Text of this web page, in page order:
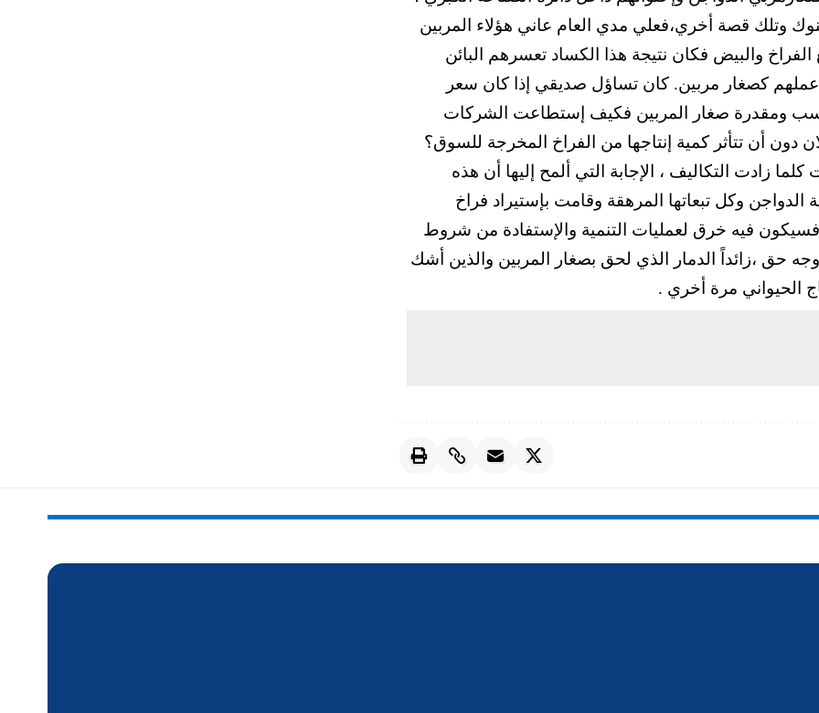
وتلك قصة أخري،فعلي مدي العام عاني هؤلاء المربين
والبيض فكان نتيجة هذا الكساد تعسرهم البائن
كصغار مربين. كان تساؤل صديقي إذا كان سعر
ومقدرة صغار المربين فكيف إستطاعت الشركات
دون أن تتأثر كمية إنتاجها من الفراخ المخرجة للسوق؟
زادت التكاليف ، الإجابة التي ألمح إليها أن هذه
الدواجن وكل تبعاتها المرهقة وقامت بإستيراد فراخ
فيه خرق لعمليات التنمية والإستفادة من شروط
حق ،زائداً الدمار الذي لحق بصغار المربين والذين أشك
الحيواني مرة أخري .